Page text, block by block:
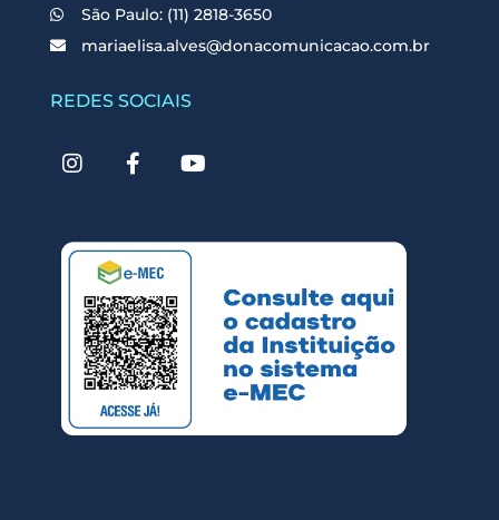
São Paulo: (11) 2818-3650
mariaelisa.alves@donacomunicacao.com.br
REDES SOCIAIS